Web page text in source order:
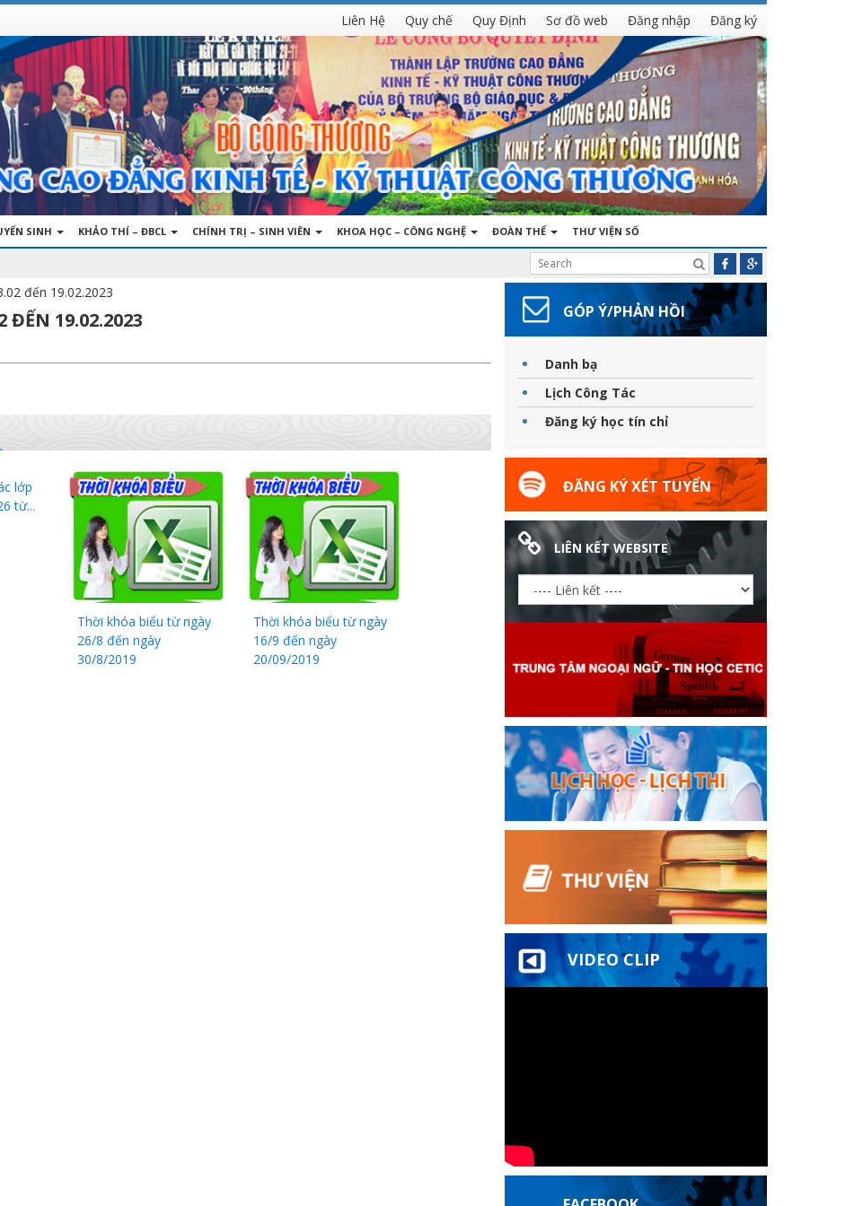
Liên Hệ Quy chế Quy Định Sơ đồ web Đăng nhập Đăng ký
SINH KHẢO THÍ – ĐBCL CHÍNH TRỊ – SINH VIÊN KHOA HỌC – CÔNG NGHỆ ĐOÀN THỂ THƯ VIỆN SỐ
đến 19.02.2023
ĐẾN 19.02.2023
lớp
từ...
Thời khóa biểu từ ngày
26/8 đến ngày
30/8/2019
Thời khóa biểu từ ngày
16/9 đến ngày
20/09/2019
GÓP Ý/PHẢN HỒI
Danh bạ
Lịch Công Tác
Đăng ký học tín chỉ
ĐĂNG KÝ XÉT TUYỂN
LIÊN KẾT WEBSITE
VIDEO CLIP